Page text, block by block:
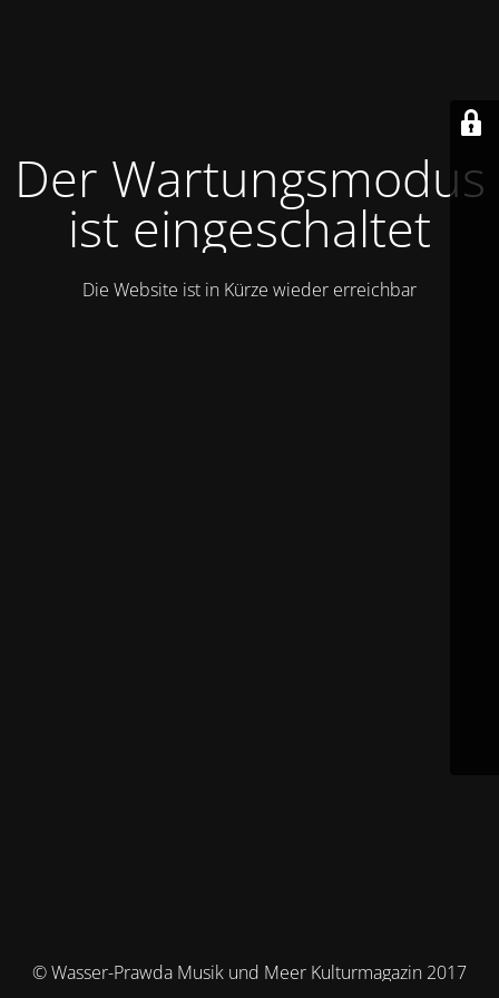
Der Wartungsmodus
ist eingeschaltet
Die Website ist in Kürze wieder erreichbar
© Wasser-Prawda Musik und Meer Kulturmagazin 2017